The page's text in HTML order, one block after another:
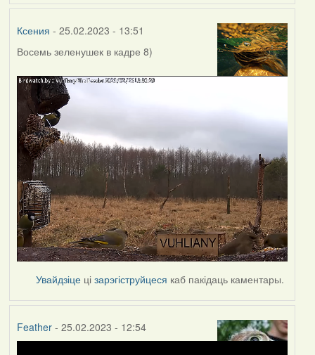
Ксения - 25.02.2023 - 13:51
Восемь зеленушек в кадре 8)
Увайдзіце цізарэгіструйцеся каб пакідаць каментары.
Feather- 25.02.2023 - 12:54